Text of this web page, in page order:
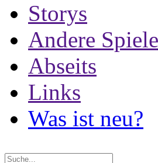
Storys
Andere Spiele
Abseits
Links
Was ist neu?